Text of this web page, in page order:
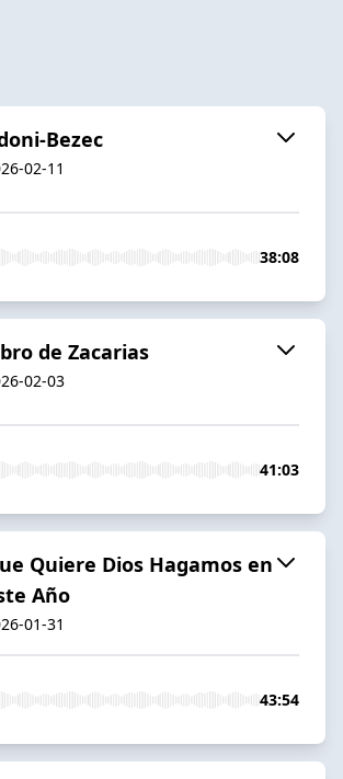
Bezec
02-11
38:08
de Zacarias
02-03
41:03
Quiere Dios Hagamos en
Año
01-31
43:54